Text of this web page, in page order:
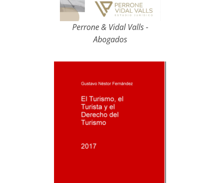
Perrone & Vidal Valls -
Abogados